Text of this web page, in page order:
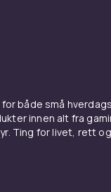
både små
innen alt fra
Ting for livet, rett